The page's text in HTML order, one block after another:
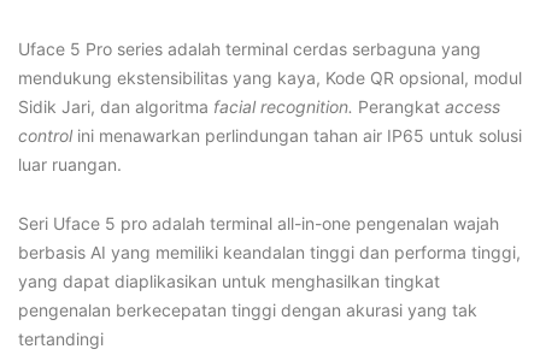
Uface 5 Pro series adalah terminal cerdas serbaguna yang
mendukung ekstensibilitas yang kaya, Kode QR opsional, modul
Sidik Jari, dan algoritma facial recognition. Perangkat access
controlini menawarkan perlindungan tahan air IP65 untuk solusi
luar ruangan.
Seri Uface 5 pro adalah terminal all-in-one pengenalan wajah
berbasis AI yang memiliki keandalan tinggi dan performa tinggi,
yang dapat diaplikasikan untuk menghasilkan tingkat
pengenalan berkecepatan tinggi dengan akurasi yang tak
tertandingi